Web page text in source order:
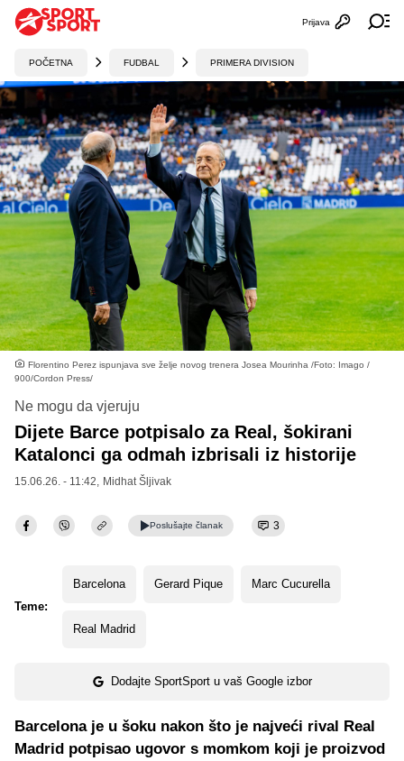
Otvori
Prijava
POČETNA FUDBAL PRIMERA DIVISION
Florentino Perez ispunjava sve želje novog trenera Josea Mourinha /Foto: Imago /
900/Cordon Press/
Ne mogu da vjeruju
Dijete Barce potpisalo za Real, šokirani
Katalonci ga odmah izbrisali iz historije
15.06.26. - 11:42, Midhat Šljivak
Poslušajte članak 3
Teme:
Barcelona Gerard Pique Marc Cucurella
Real Madrid
Dodajte SportSport u vaš Google izbor
Barcelona je u šoku nakon što je najveći rival Real
Madrid potpisao ugovor s momkom koji je proizvod